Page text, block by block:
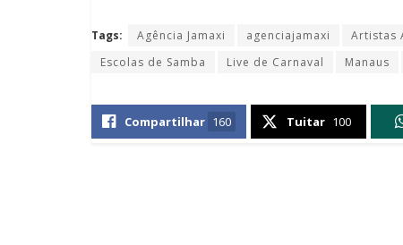
Tags: Agência Jamaxi agenciajamaxi Artistas
Escolas de Samba
Live de Carnaval Manaus
Compartilhar 160 Tuitar 100